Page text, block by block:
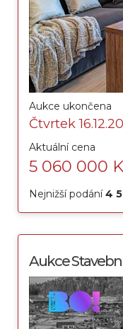
Aukce ukončena
Čtvrtek
Aktuální cena
5 060 000
Nejnižší podání4
Aukce